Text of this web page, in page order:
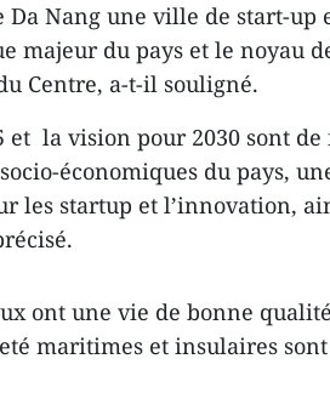
Da Nang une ville de start-up
majeur du pays et le noyau
Centre, a-t-il souligné.
et la vision pour 2030 sont
économiques du pays,
les startup et l’innovation,
ont une vie de bonne
maritimes et insulaires